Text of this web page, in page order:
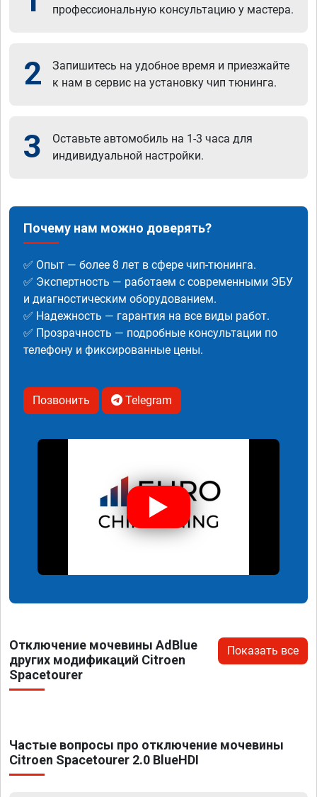
профессиональную консультацию у мастера.
2
Запишитесь на удобное время и приезжайте
к нам в сервис на установку чип тюнинга.
3
Оставьте автомобиль на 1-3 часа для
индивидуальной настройки.
Почему нам можно доверять?
✅ Опыт — более 8 лет в сфере чип-тюнинга.
✅ Экспертность — работаем с современными ЭБУ
и диагностическим оборудованием.
✅ Надежность — гарантия на все виды работ.
✅ Прозрачность — подробные консультации по
телефону и фиксированные цены.
Позвонить Telegram
Отключение мочевины AdBlue
других модификаций Citroen
Spacetourer
Показать все
Частые вопросы про отключение мочевины
Citroen Spacetourer 2.0 BlueHDI